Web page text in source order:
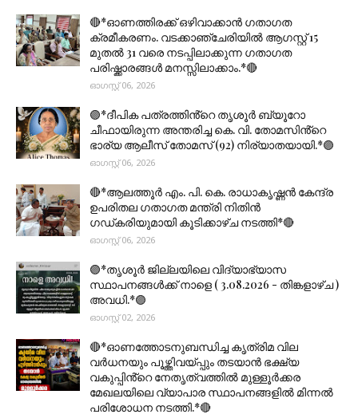
🔴*ഓണത്തിരക്ക് ഒഴിവാക്കാൻ ഗതാഗത
ക്രമീകരണം. വടക്കാഞ്ചേരിയിൽ ആഗസ്റ്റ് 15
മുതല്‍ 31 വരെ നടപ്പിലാക്കുന്ന ഗതാഗത
പരിഷ്ക്കാരങ്ങൾ മനസ്സിലാക്കാം.*🔴
ഓഗസ്റ്റ് 06, 2026
🟣*ദീപിക പത്രത്തിൻ്റെ തൃശൂർ ബ്യൂറോ
ചീഫായിരുന്ന അന്തരിച്ച കെ. വി. തോമസിൻ്റെ
ഭാര്യ ആലീസ് തോമസ് (92) നിര്യാതയായി.*🟣
ഓഗസ്റ്റ് 06, 2026
🔴*ആലത്തൂർ എം. പി. കെ. രാധാകൃഷ്ണൻ കേന്ദ്ര
ഉപരിതല ഗതാഗത മന്ത്രി നിതിൻ
ഗഡ്കരിയുമായി കൂടിക്കാഴ്ച നടത്തി*🔴
ഓഗസ്റ്റ് 06, 2026
🟣*തൃശൂര്‍ ജില്ലയിലെ വിദ്യാഭ്യാസ
സ്ഥാപനങ്ങൾക്ക് നാളെ ( 3.08.2026 - തിങ്കളാഴ്ച )
അവധി.*🟣
ഓഗസ്റ്റ് 02, 2026
🔴*ഓണത്തോടനുബന്ധിച്ച കൃത്രിമ വില
വർധനയും പൂഴ്ത്തിവയ്പ്പും തടയാൻ ഭക്ഷ്യ
വകുപ്പിൻ്റെ നേതൃത്വത്തിൽ മുള്ളൂർക്കര
മേഖലയിലെ വ്യാപാര സ്ഥാപനങ്ങളിൽ മിന്നൽ
പരിശോധന നടത്തി.*🔴